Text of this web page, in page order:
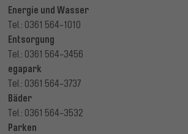
Energie und Wasser
Tel.: 0361 564-1010
Entsorgung
Tel.: 0361 564-3456
egapark
Tel.: 0361 564-3737
Bäder
Tel.: 0361 564-3532
Parken